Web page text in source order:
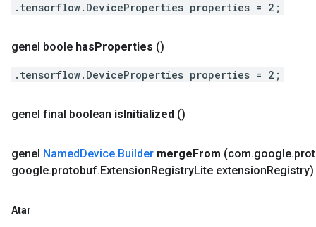
.tensorflow.DeviceProperties properties = 2;
genel boole hasProperties ()
.tensorflow.DeviceProperties properties = 2;
genel final boolean isInitialized ()
genel NamedDevice.Builder mergeFrom (com.google.
google.protobuf.ExtensionRegistryLite extensionRegistry)
Atar